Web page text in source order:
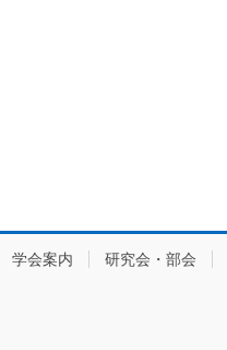
学会案内 研究会・部会